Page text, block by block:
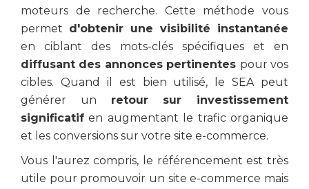
moteurs de recherche. Cette méthode vous
permet d'obtenir une visibilité instantanée
en ciblant des mots-clés spécifiques et en
diffusant des annonces pertinentes pour vos
cibles. Quand il est bien utilisé, le SEA peut
générer un retour sur investissement
significatif en augmentant le trafic organique
et les conversions sur votre site e-commerce.
Vous l'aurez compris, le référencement est très
utile pour promouvoir un site e-commerce mais